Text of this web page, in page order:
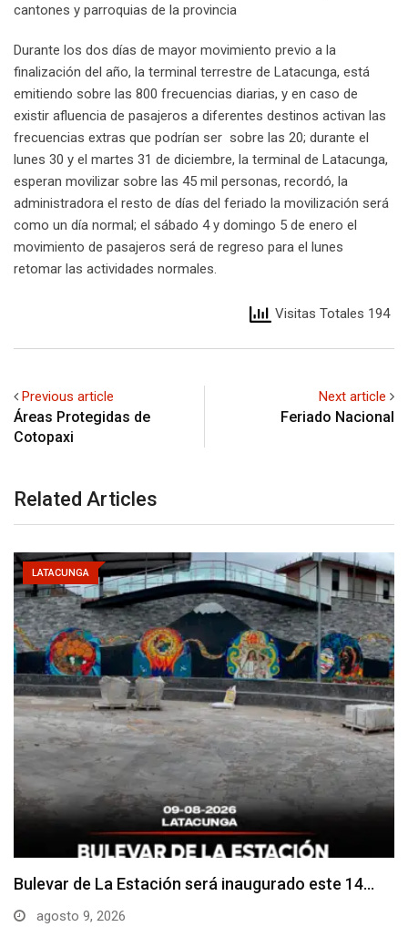
cantones y parroquias de la provincia
Durante los dos días de mayor movimiento previo a la
finalización del año, la terminal terrestre de Latacunga, está
emitiendo sobre las 800 frecuencias diarias, y en caso de
existir afluencia de pasajeros a diferentes destinos activan las
frecuencias extras que podrían ser sobre las 20; durante el
lunes 30 y el martes 31 de diciembre, la terminal de Latacunga,
esperan movilizar sobre las 45 mil personas, recordó, la
administradora el resto de días del feriado la movilización será
como un día normal; el sábado 4 y domingo 5 de enero el
movimiento de pasajeros será de regreso para el lunes
retomar las actividades normales.
Visitas Totales 194
Previous article
Áreas Protegidas de
Cotopaxi
Next article
Feriado Nacional
Related Articles
LATACUNGA
Adoquines levantados generan preocupación en
dos vías de…